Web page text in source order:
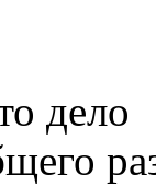
дело